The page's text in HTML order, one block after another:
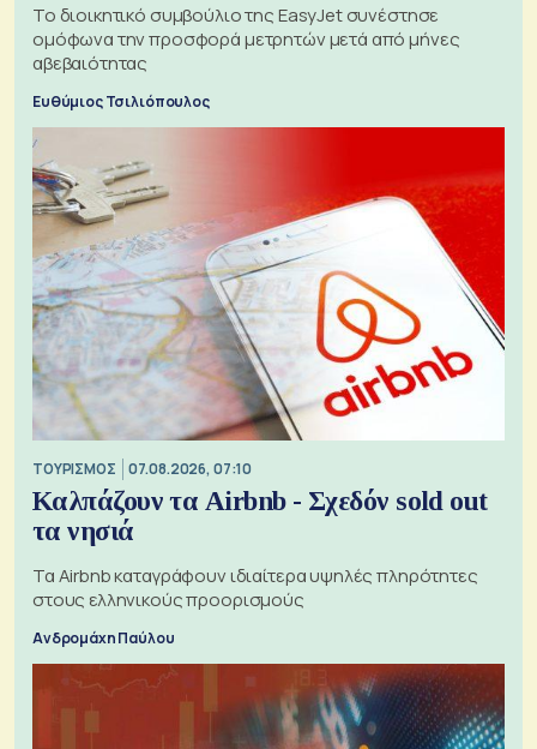
Το διοικητικό συμβούλιο της EasyJet συνέστησε
ομόφωνα την προσφορά μετρητών μετά από μήνες
αβεβαιότητας
Ευθύμιος Τσιλιόπουλος
ΤΟΥΡΙΣΜΟΣ 07.08.2026, 07:10
Καλπάζουν τα Airbnb - Σχεδόν sold out
τα νησιά
Τα Airbnb καταγράφουν ιδιαίτερα υψηλές πληρότητες
στους ελληνικούς προορισμούς
Ανδρομάχη Παύλου